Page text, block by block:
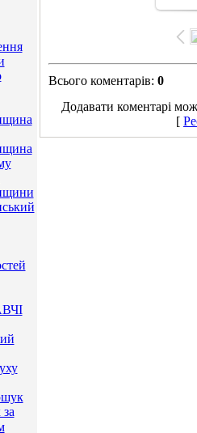
Всього коментарів: 0
Додавати коментарі
[